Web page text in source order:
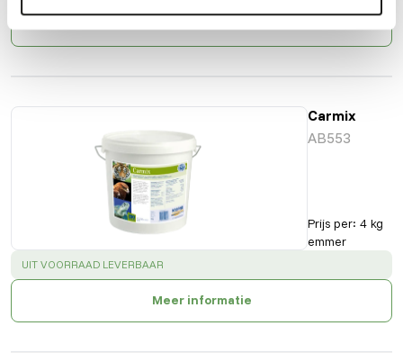
Carmix
AB553
Prijs per: 4 kg
emmer
SUCCESS:
UIT VOORRAAD LEVERBAAR
Meer informatie